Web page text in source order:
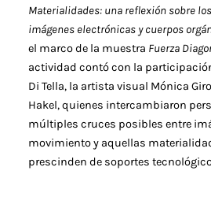
Materialidades: una reflexión sobre
imágenes electrónicas y cuerpos
el marco de la muestra Fuerza
actividad contó con la
Di Tella, la artista visual Mónica
Hakel, quienes intercambiaron
múltiples cruces posibles entre
movimiento y aquellas
prescinden de soportes